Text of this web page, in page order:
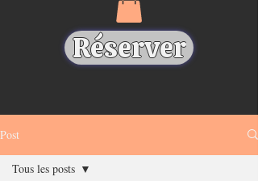
Réserver
Post
Tous les posts